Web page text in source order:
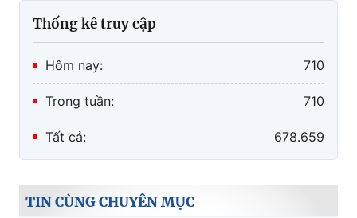
Đề xuất sửa đổi, bổ sung Thông tư quy định
Thống kê truy cập
Hôm nay: 710
Trong tuần: 710
Tất cả: 678.659
TIN CÙNG CHUYÊN MỤC